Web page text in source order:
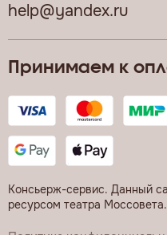
Принимаем к
Консьерж-сервис. Данный
ресурсом театра Моссовета.
help@yandex.ru